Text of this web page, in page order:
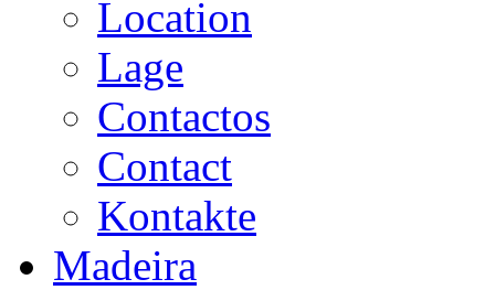
Location
Lage
Contactos
Contact
Kontakte
Madeira